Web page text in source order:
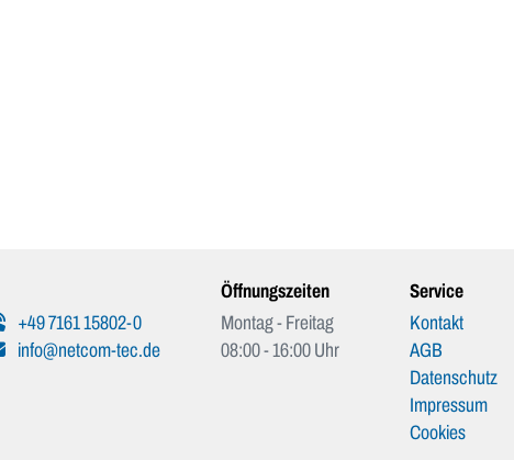
+49 7161 15802-0
info@netcom-tec.de
Öffnungszeiten
Montag - Freitag
08:00 - 16:00 Uhr
Service
Kontakt
AGB
Datenschutz
Impressum
Cookies